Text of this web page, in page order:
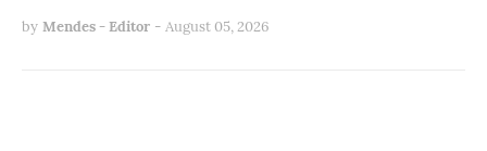
by Mendes - Editor - August 05, 2026